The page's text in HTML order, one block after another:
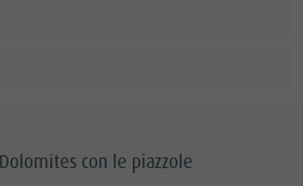
con le piazzole